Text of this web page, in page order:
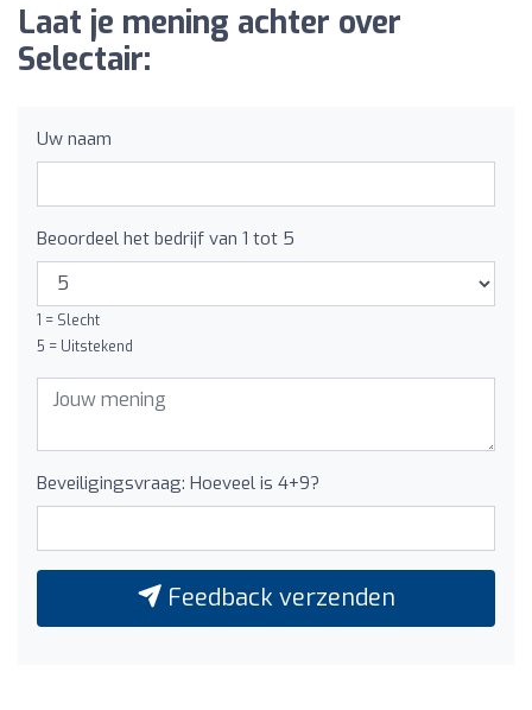
Laat je mening achter over
Selectair:
Uw naam
Beoordeel het bedrijf van 1 tot 5
1 = Slecht
5 = Uitstekend
Beveiligingsvraag: Hoeveel is 4+9?
Feedback verzenden